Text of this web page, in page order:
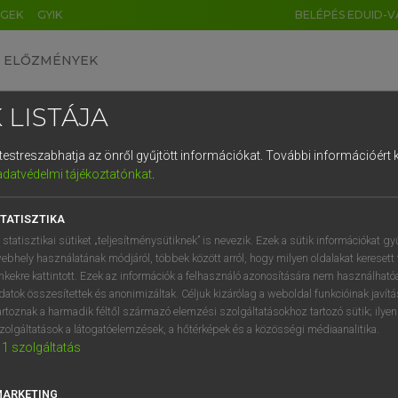
GYIK BELÉPÉS EDUID-
ELŐZMÉNYEK
egyetemes nagyszótár
VAN ELŐFIZETÉSED?
megtekintéséhez.
LISTÁJA
az önről gyűjtött információkat. További információért
tájékoztatónkat.
statisztikai sütiket „teljesítménysütiknek” is nevezik. Ezek a sütik információkat
használatának módjáról, többek között arról, hogy milyen oldalakat keresett
kattintott. Ezek az információk a felhasználó azonosítására nem
összesítettek és anonimizáltak. Céljuk kizárólag a weboldal funkcióinak
a harmadik féltől származó elemzési szolgáltatásokhoz tartozó sütik;
a látogatóelemzések, a hőtérképek és a közösségi médiaanalitika.
1 szolgáltatás
DE CN FR ES IT NL
1 2 3 4 5 6 7 8 9
q w e r t z u i
a s d f g h j k l é
í y x c v b n m , .